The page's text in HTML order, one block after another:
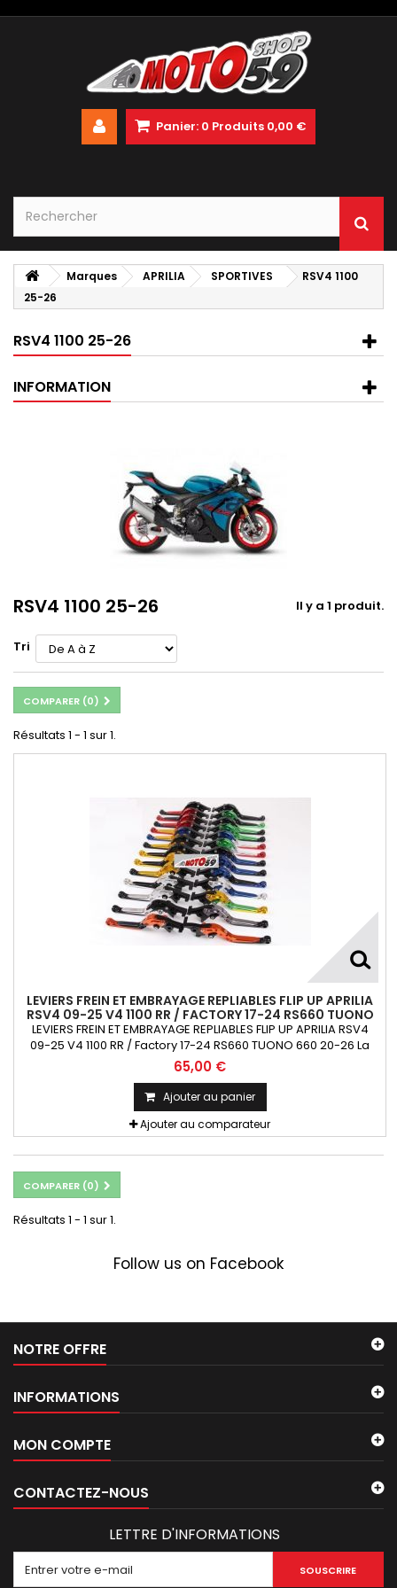
Panier: 0 Produits 0,00 €
Marques APRILIA SPORTIVES
RSV4 1100
25-26
RSV4 1100 25-26
INFORMATION
RSV4 1100 25-26 Il y a 1 produit.
Tri
COMPARER (0)
Résultats 1 - 1 sur 1.
LEVIERS FREIN ET EMBRAYAGE REPLIABLES FLIP UP APRILIA
RSV4 09-25 V4 1100 RR / FACTORY 17-24 RS660 TUONO
660 20-26
LEVIERS FREIN ET EMBRAYAGE REPLIABLES FLIP UP APRILIA RSV4
09-25 V4 1100 RR / Factory 17-24 RS660 TUONO 660 20-26 La
paire. Indiquer le coloris de chaque éléments dans
commentaires au moment de la commande.
65,00 €
Ajouter au panier
Ajouter au comparateur
COMPARER (0)
Résultats 1 - 1 sur 1.
Follow us on Facebook
NOTRE OFFRE
INFORMATIONS
MON COMPTE
CONTACTEZ-NOUS
LETTRE D'INFORMATIONS
SOUSCRIRE